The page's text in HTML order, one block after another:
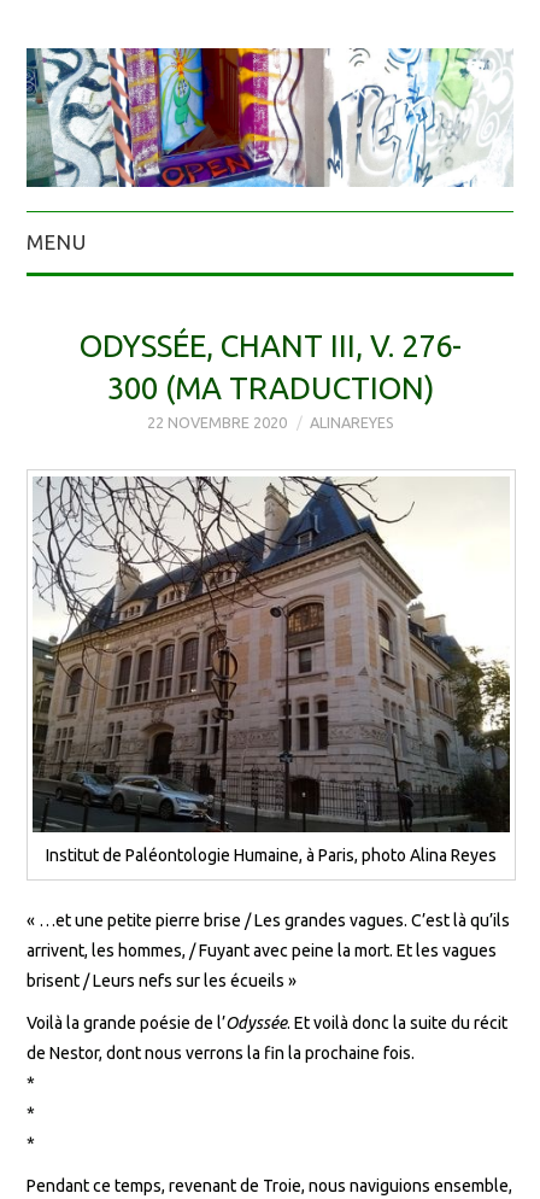
MENU
ODYSSÉE, CHANT III, V. 276-
300 (MA TRADUCTION)
22 NOVEMBRE 2020 ALINAREYES
Institut de Paléontologie Humaine, à Paris, photo Alina Reyes
« …et une petite pierre brise / Les grandes vagues. C’est là qu’ils
arrivent, les hommes, / Fuyant avec peine la mort. Et les vagues
brisent / Leurs nefs sur les écueils »
Voilà la grande poésie de l’Odyssée. Et voilà donc la suite du récit
de Nestor, dont nous verrons la fin la prochaine fois.
*
*
*
Pendant ce temps, revenant de Troie, nous naviguions ensemble,